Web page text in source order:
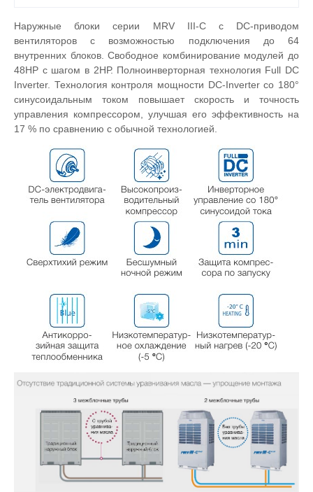
Наружные блоки серии MRV III-C с DС-приводом
вентиляторов с возможностью подключения до 64
внутренних блоков. Свободное комбинирование модулей до
48HP с шагом в 2НР. Полноинверторная технология Full DC
Inverter. Технология контроля мощности DC-Inverter со 180°
синусоидальным током повышает скорость и точность
управления компрессором, улучшая его эффективность на
17 % по сравнению с обычной технологией.